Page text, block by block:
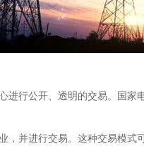
行公开、透明的交易。国家
并进行交易。这种交易模式